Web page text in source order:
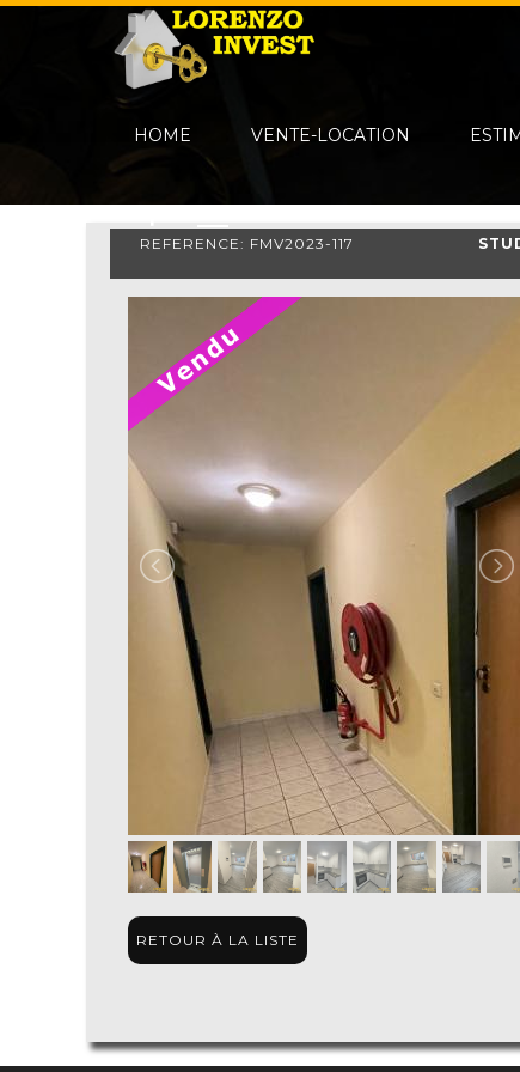
HOME VENTE-LOCATION
REFERENCE: FMV2023-117
RETOUR À LA LISTE